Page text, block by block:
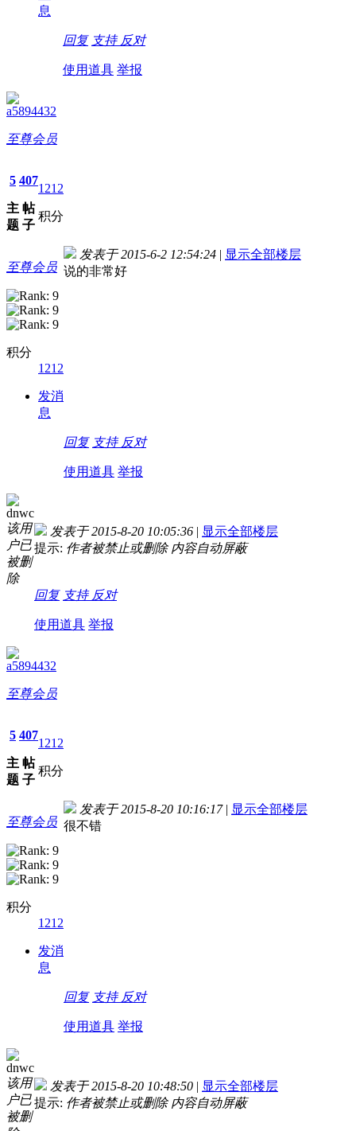
息
回复 支持 反对
使用道具 举报
a5894432
至尊会员
5
主
题
407
帖
子
1212
积分
至尊会员
积分
1212
发消
息
发表于 2015-6-2 12:54:24 | 显示全部楼层
说的非常好
回复 支持 反对
使用道具 举报
dnwc
该用
户已
被删
除
发表于 2015-8-20 10:05:36 | 显示全部楼层
提示: 作者被禁止或删除 内容自动屏蔽
回复 支持 反对
使用道具 举报
a5894432
至尊会员
5
主
题
407
帖
子
1212
积分
至尊会员
积分
1212
发消
息
发表于 2015-8-20 10:16:17 | 显示全部楼层
很不错
回复 支持 反对
使用道具 举报
dnwc
该用
户已
被删
发表于 2015-8-20 10:48:50 | 显示全部楼层
提示: 作者被禁止或删除 内容自动屏蔽